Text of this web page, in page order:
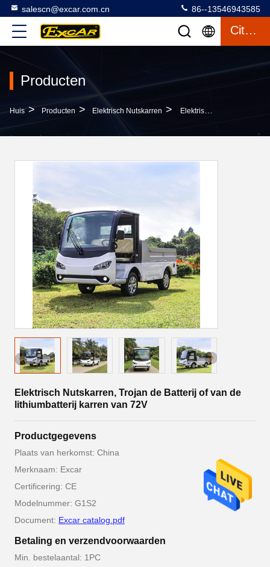
salescn@excar.com.cn 86--13546943585
Citaat
Producten
Huis > Producten > Elektrisch Nutskarren > Elektrisch Nutskarren, Trojan De Batterij Of Van De Lithiumbatterij Karren Van 72V
Elektrisch Nutskarren, Trojan de Batterij of van de
lithiumbatterij karren van 72V
Productgegevens
Plaats van herkomst: China
Merknaam: Excar
Certificering: CE
Modelnummer: G1S2
Document: Excar catalog.pdf
Betaling en verzendvoorwaarden
Min. bestelaantal: 1PC